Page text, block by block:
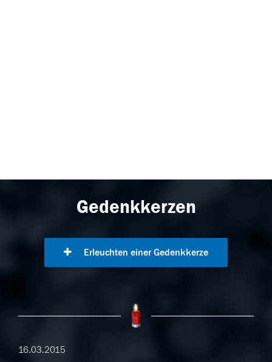
Gedenkkerzen
Erleuchten einer Gedenkkerze
16.03.2015